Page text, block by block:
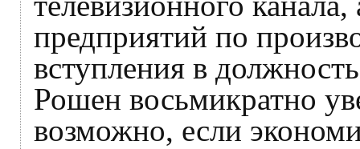
предприятий по
вступления в
Рошен восьмикратно
возможно, если